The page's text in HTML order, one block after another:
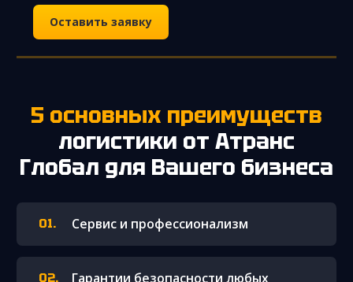
Оставить заявку
5 основных преимуществ
логистики от Атранс
Глобал для Вашего бизнеса
Сервис и профессионализм
Гарантии безопасности любых